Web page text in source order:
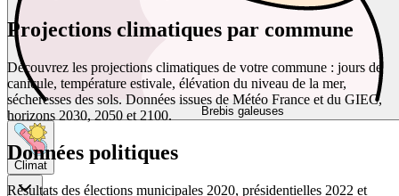
Brebis galeuses
Climat
Projections climatiques par commune
Découvrez les projections climatiques de votre commune : jours de
canicule, température estivale, élévation du niveau de la mer,
sécheresses des sols. Données issues de Météo France et du GIEC,
horizons 2030, 2050 et 2100.
Données politiques
Résultats des élections municipales 2020, présidentielles 2022 et